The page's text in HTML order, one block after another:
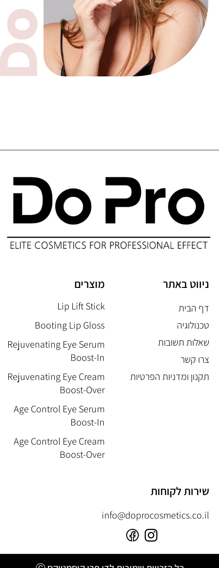
ניווט באתר
דף הבית
טכנולוגיה
שאלות תשובות
צרו קשר
תקנון ומדניות הפרטיות
מוצרים
Lip Lift Stick
Booting Lip Gloss
Rejuvenating Eye Serum
Boost-In
Rejuvenating Eye Cream
Boost-Over
Age Control Eye Serum
Boost-In
Age Control Eye Cream
Boost-Over
שירות לקוחות
info@doprocosmetics.co.il